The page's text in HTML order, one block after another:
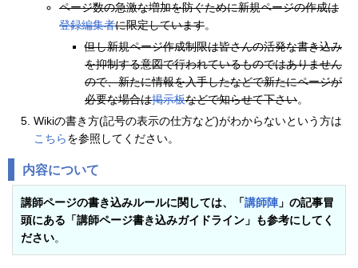
ページ数の急激な増加を防ぐために新規ページの作成は
登録編集者に限定しています。
但し新規ページ作成制限は皆さんの活発な書き込み
を抑制する意図で行われているものではありません
ので、新たに情報を入手したなどで新たにページが
必要な場合は掲示板などで知らせて下さい。
Wikiの書き方(記号の表示の仕方など)がわからないという方は
こちらを参照してください。
内容について
講師ページの書き込みルールに関しては、「講師陣 」の記事冒
頭にある「講師ページ書き込みガイドライン」も参考にしてく
ださい。